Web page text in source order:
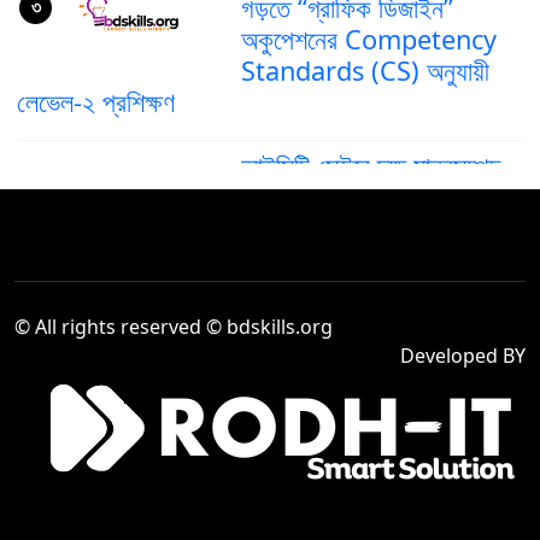
গড়তে “গ্রাফিক ডিজাইন”
অকুপেশনের Competency
Standards (CS) অনুযায়ী
লেভেল-২ প্রশিক্ষণ
৩
আইসিটি সেক্টরে দক্ষ মানবসম্পদ
গড়ে তুলতে ‘গ্রাফিক ডিজাইন’
৪
দক্ষ মানবসম্পদ তৈরিতে আইসিটি
সেক্টরে “Computer
প্রশিক্ষণের গুরুত্ব বৃদ্ধি
Venue Cashier,
© All rights reserved © bdskills.org
Developed BY